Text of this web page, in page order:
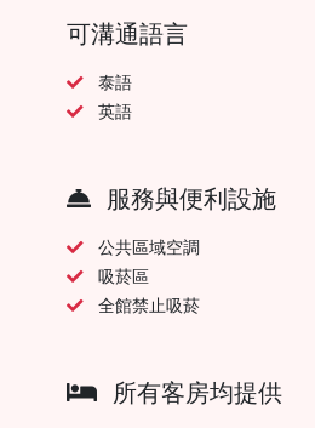
可溝通語言
泰語
英語
服務與便利設施
公共區域空調
吸菸區
全館禁止吸菸
所有客房均提供